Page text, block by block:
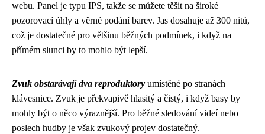
webu. Panel je typu IPS, takže se můžete těšit na široké
pozorovací úhly a věrné podání barev. Jas dosahuje až 300 nitů,
což je dostatečné pro většinu běžných podmínek, i když na
přímém slunci by to mohlo být lepší.
Zvuk obstarávají dva reproduktory umístěné po stranách
klávesnice. Zvuk je překvapivě hlasitý a čistý, i když basy by
mohly být o něco výraznější. Pro běžné sledování videí nebo
poslech hudby je však zvukový projev dostatečný.